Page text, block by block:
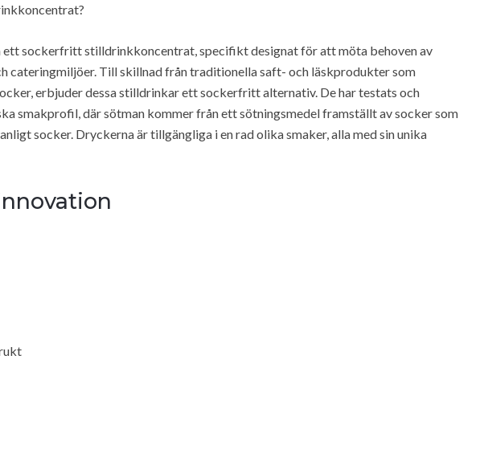
ett sockerfritt stilldrinkkoncentrat, specifikt designat för att möta behoven av
cateringmiljöer. Till skillnad från traditionella saft- och läskprodukter som
erbjuder dessa stilldrinkar ett sockerfritt alternativ. De har testats och
smakprofil, där sötman kommer från ett sötningsmedel framställt av socker som
socker. Dryckerna är tillgängliga i en rad olika smaker, alla med sin unika